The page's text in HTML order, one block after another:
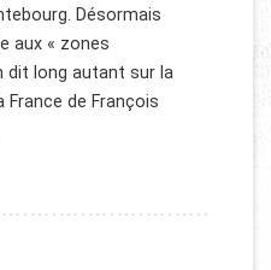
Désormais
aux « zones
dit long autant sur la
de François
100 MILLIONS DU QATAR À LA